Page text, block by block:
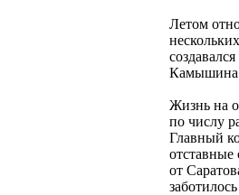
Летом
Жизнь на
по числу
Главный
от